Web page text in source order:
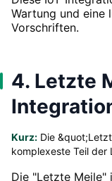
Wartung und eine
Vorschriften.
4. Letzte
Kurz: Die
komplexeste Teil der
Die "Letzte